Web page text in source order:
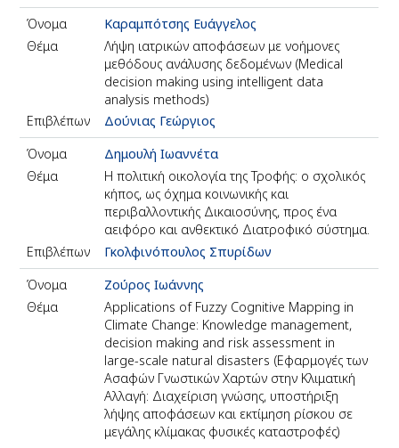
Όνομα
Καραμπότσης Ευάγγελος
Θέμα
Λήψη ιατρικών αποφάσεων με νοήμονες
μεθόδους ανάλυσης δεδομένων (Medical
decision making using intelligent data
analysis methods)
Επιβλέπων
Δούνιας Γεώργιος
Όνομα
Δημουλή Ιωαννέτα
Θέμα
Η πολιτική οικολογία της Τροφής: ο σχολικός
κήπος, ως όχημα κοινωνικής και
περιβαλλοντικής Δικαιοσύνης, προς ένα
αειφόρο και ανθεκτικό Διατροφικό σύστημα.
Επιβλέπων
Γκολφινόπουλος Σπυρίδων
Όνομα
Ζούρος Ιωάννης
Θέμα
Applications of Fuzzy Cognitive Mapping in
Climate Change: Knowledge management,
decision making and risk assessment in
large-scale natural disasters (Εφαρμογές των
Ασαφών Γνωστικών Χαρτών στην Κλιματική
Αλλαγή: Διαχείριση γνώσης, υποστήριξη
λήψης αποφάσεων και εκτίμηση ρίσκου σε
μεγάλης κλίμακας φυσικές καταστροφές)